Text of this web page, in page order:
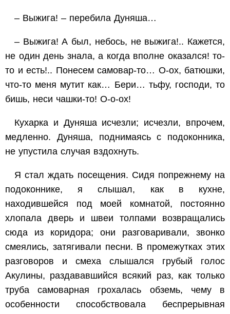
– Выжига! – перебила Дуняша…
– Выжига! А был, небось, не выжига!.. Кажется,
не один день знала, а когда вполне оказался! то-
то и есть!.. Понесем самовар-то… О-ох, батюшки,
что-то меня мутит как… Бери… тьфу, господи, то
бишь, неси чашки-то! О-о-ох!
Кухарка и Дуняша исчезли; исчезли, впрочем,
медленно. Дуняша, поднимаясь с подоконника,
не упустила случая вздохнуть.
Я стал ждать посещения. Сидя попрежнему на
подоконнике, я слышал, как в кухне,
находившейся под моей комнатой, постоянно
хлопала дверь и швеи толпами возвращались
сюда из коридора; они разговаривали, звонко
смеялись, затягивали песни. В промежутках этих
разговоров и смеха слышался грубый голос
Акулины, раздававшийся всякий раз, как только
труба самоварная грохалась обземь, чему в
особенности способствовала беспрерывная